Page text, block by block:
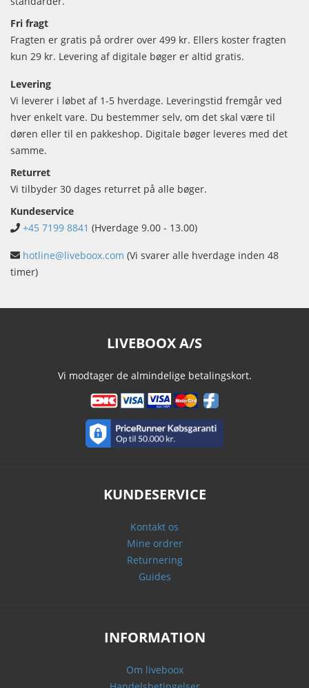
Fri fragt
Fragten er gratis på ordrer over 499 kr. Ellers koster fragten
kun 29 kr. Levering af digitale bøger er altid gratis.
Levering
Vi leverer i løbet af 1-5 hverdage. Leveringstid fremgår ved
hver enkelt vare. Du bestemmer selv, om det skal være til
døren eller til en pakkeshop. Digitale bøger leveres med det
samme.
Returret
Vi tilbyder 30 dages returret på alle bøger.
Kundeservice
+45 7199 8841 (Hverdage 9.00 - 13.00)
hotline@liveboox.com (Vi svarer alle hverdage inden 48
timer)
LIVEBOOX A/S
Vi modtager de almindelige betalingskort.
KUNDESERVICE
Kontakt os
Mine ordrer
Returnering
Guides
INFORMATION
Om liveboox